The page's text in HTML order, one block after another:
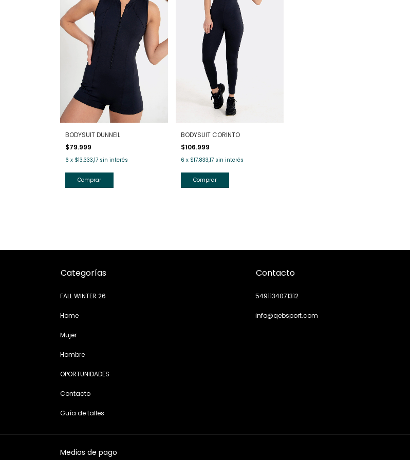
BODYSUIT DUNNEIL
$79.999
6 x $13.333,17 sin interés
Comprar
BODYSUIT CORINTO
$106.999
6 x $17.833,17 sin interés
Comprar
Categorías
FALL WINTER 26
Home
Mujer
Hombre
OPORTUNIDADES
Contacto
Guía de talles
Contacto
5491134071312
info@qebsport.com
Medios de pago